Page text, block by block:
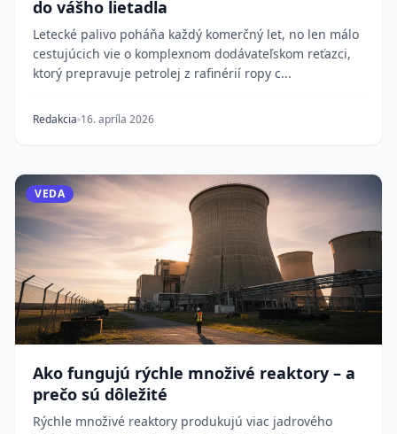
do vášho lietadla
Letecké palivo poháňa každý komerčný let, no len málo
cestujúcich vie o komplexnom dodávateľskom reťazci,
ktorý prepravuje petrolej z rafinérií ropy c...
Redakcia 16. apríla 2026
VEDA
Ako fungujú rýchle množivé reaktory – a
prečo sú dôležité
Rýchle množivé reaktory produkujú viac jadrového